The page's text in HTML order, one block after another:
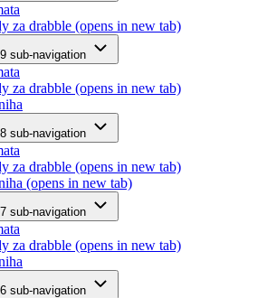
za drabble (opens in new tab)
sub-navigation
za drabble (opens in new tab)
sub-navigation
za drabble (opens in new tab)
(opens in new tab)
sub-navigation
za drabble (opens in new tab)
sub-navigation